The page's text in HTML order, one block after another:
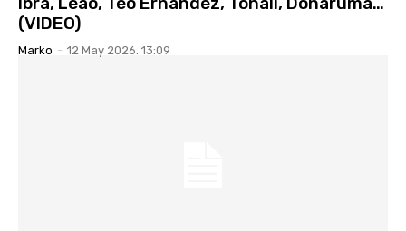
(VIDEO)
Marko - 12 May 2026. 13:09